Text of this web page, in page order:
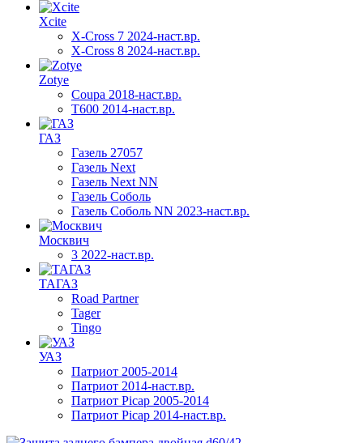
Xcite
X-Cross 7 2024-наст.вр.
X-Cross 8 2024-наст.вр.
Zotye
Coupa 2018-наст.вр.
T600 2014-наст.вр.
ГАЗ
Газель 27057
Газель Next
Газель Next NN
Газель Соболь
Газель Соболь NN 2023-наст.вр.
Москвич
3 2022-наст.вр.
ТАГАЗ
Road Partner
Tager
Tingo
УАЗ
Патриот 2005-2014
Патриот 2014-наст.вр.
Патриот Picap 2005-2014
Патриот Picap 2014-наст.вр.